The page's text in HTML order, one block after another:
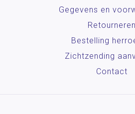
Gegevens en
Retourneren
Bestelling
Zichtzending
Contact